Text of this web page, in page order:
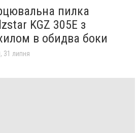
пилка
KGZ 305E з
в обидва боки
31 липня